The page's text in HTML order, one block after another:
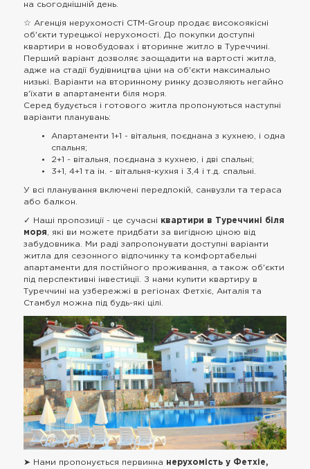
на сьогоднішній день.
☆ Агенція нерухомості CTM-Group продає високоякісні
об'єкти турецької нерухомості. До покупки доступні
квартири в новобудовах і вторинне житло в Туреччині.
Перший варіант дозволяє заощадити на вартості житла,
адже на стадії будівництва ціни на об'єкти максимально
низькі. Варіанти на вторинному ринку дозволяють негайно
в'їхати в апартаменти біля моря.
Серед будується і готового житла пропонуються наступні
варіанти планувань:
Апартаменти 1+1 - вітальня, поєднана з кухнею, і одна
спальня;
2+1 - вітальня, поєднана з кухнею, і дві спальні;
3+1, 4+1 та ін. - вітальня-кухня і 3,4 і т.д. спальні.
У всі планування включені передпокій, санвузли та тераса
або балкон.
✓ Наші пропозиції - це сучасні квартири в Туреччині біля
моря, які ви можете придбати за вигідною ціною від
забудовника. Ми раді запропонувати доступні варіанти
житла для сезонного відпочинку та комфортабельні
апартаменти для постійного проживання, а також об'єкти
під перспективні інвестиції. З нами купити квартиру в
Туреччині на узбережжі в регіонах Фетхіє, Анталія та
Стамбул можна під будь-які цілі.
➤ Нами пропонується первинна нерухомість у Фетхіе,